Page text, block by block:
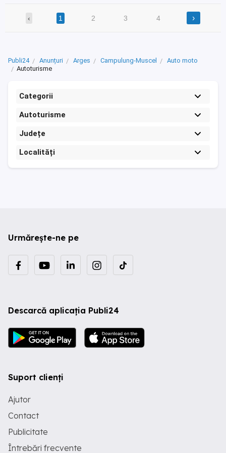
‹ 1 2 3 4 ›
Publi24 Anunțuri Arges Campulung-Muscel
Auto moto
Autoturisme
Categorii
Autoturisme
Județe
Localități
Urmărește-ne pe
Descarcă aplicația Publi24
Suport clienți
Ajutor
Contact
Publicitate
Întrebări frecvente